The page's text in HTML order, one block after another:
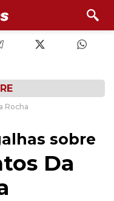
Rocha
sobre
Da